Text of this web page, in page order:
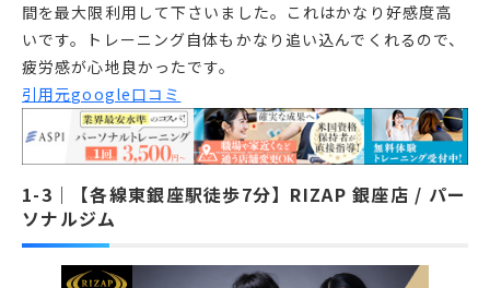
間を最大限利用して下さいました。これはかなり好感度高
いです。トレーニング自体もかなり追い込んでくれるので、
疲労感が心地良かったです。
引用元google口コミ
【各線東銀座駅徒歩7分】RIZAP 銀座店 / パー
ソナルジム